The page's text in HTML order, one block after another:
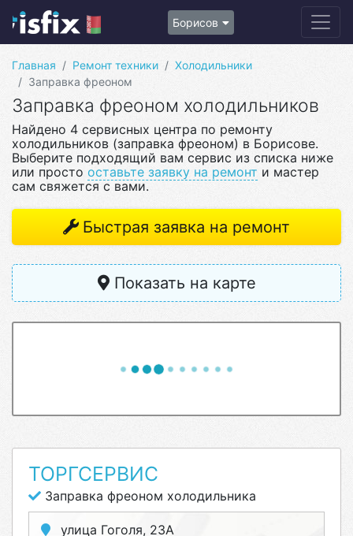
Борисов
Главная Ремонт техники
Холодильники
Заправка фреоном
Заправка фреоном холодильников
Найдено 4 сервисных центра по ремонту
холодильников (заправка фреоном) в Борисове.
Выберите подходящий вам сервис из списка ниже
или просто оставьте заявку на ремонт и мастер
сам свяжется с вами.
Быстрая заявка на ремонт
Показать на карте
ТОРГСЕРВИС
Заправка фреоном холодильника
улица Гоголя, 23А